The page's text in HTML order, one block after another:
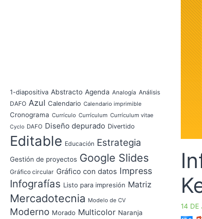
14 DE
1-diapositiva Abstracto Agenda Analogía Análisis
DAFO Azul Calendario Calendario imprimible
Cronograma Currículo Currículum Currículum vitae
Cyclo DAFO Diseño depurado Divertido
Editable Educación Estrategia
Gestión de proyectos Google Slides
Gráfico circular Gráfico con datos Impress
Infografías Listo para impresión Matriz
Mercadotecnia Modelo de CV
Moderno Morado Multicolor Naranja